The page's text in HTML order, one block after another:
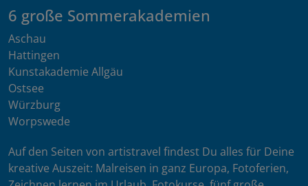
6 große Sommerakademien
Aschau
Hattingen
Kunstakademie Allgäu
Ostsee
Würzburg
Worpswede
Auf den Seiten von artistravel findest Du alles für Deine
kreative Auszeit: Malreisen in ganz Europa, Fotoferien,